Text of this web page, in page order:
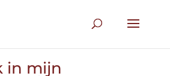
in mijn